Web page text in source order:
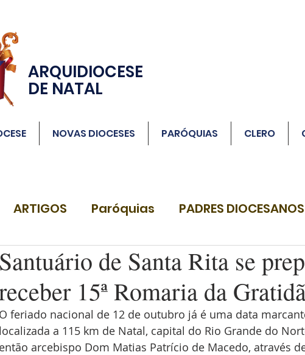
ARQUIDIOCESE
DE NATAL
NOVAS DIOCESES PARÓQUIAS CLERO
ARTIGOS Paróquias PADRES DIOCESANOS
Santuário de Santa Rita se
15ª Romaria da
O feriado nacional de 12 de outubro já é uma data
localizada a 115 km de Natal, capital do Rio Grande do
então arcebispo Dom Matias Patrício de Macedo, através